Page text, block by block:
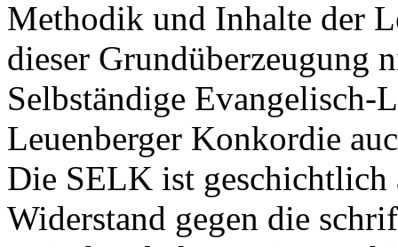
Methodik und Inhalte der
dieser Grundüberzeugung
Selbständige
Leuenberger Konkordie
Die SELK ist geschichtlich
Widerstand gegen die